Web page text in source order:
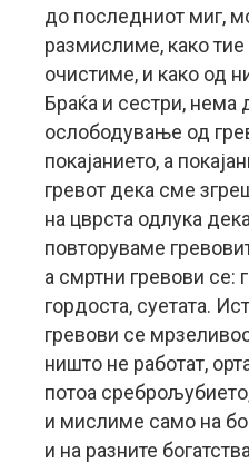
до последниот миг,
размислиме, како тие
очистиме, и како од
Браќа и сестри, нема
ослободување од
покајанието, а
гревот дека сме
на цврста одлука
повторуваме
а смртни гревови се:
гордоста, суетата.
гревови се
ништо не работат,
потоа
и мислиме само на
и на разните